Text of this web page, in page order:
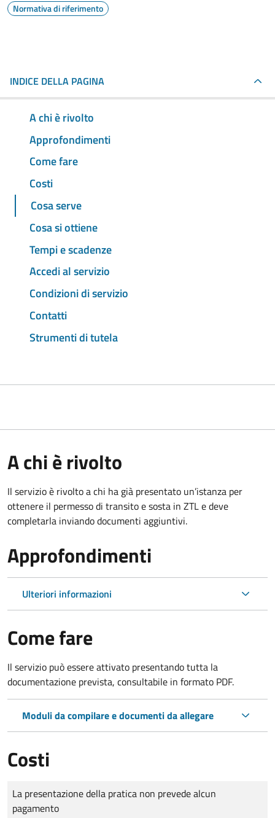
Normativa di riferimento
INDICE DELLA PAGINA
A chi è rivolto
Approfondimenti
Come fare
Costi
Cosa serve
Cosa si ottiene
Tempi e scadenze
Accedi al servizio
Condizioni di servizio
Contatti
Strumenti di tutela
A chi è rivolto
Il servizio è rivolto a chi ha già presentato un’istanza per
ottenere il permesso di transito e sosta in ZTL e deve
completarla inviando documenti aggiuntivi.
Approfondimenti
Ulteriori informazioni
Come fare
Il servizio può essere attivato presentando tutta la
documentazione prevista, consultabile in formato PDF.
Moduli da compilare e documenti da allegare
Costi
Tipo di pagamento
Importo
La presentazione della pratica non prevede alcun
pagamento